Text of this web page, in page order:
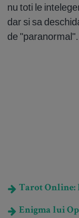
nu toti le
dar si sa
de "paranormal".
Tarot Online:
Enigma lui